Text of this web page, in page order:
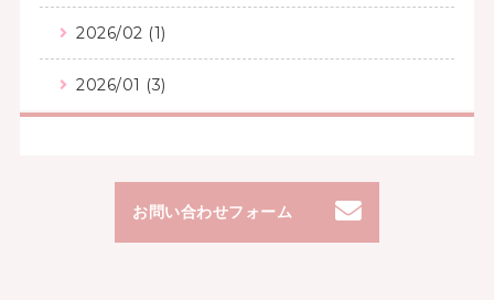
2026/02 (1)
2026/01 (3)
お問い合わせフォーム